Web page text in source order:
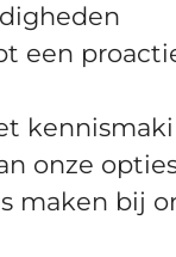
een
onze
maken bij